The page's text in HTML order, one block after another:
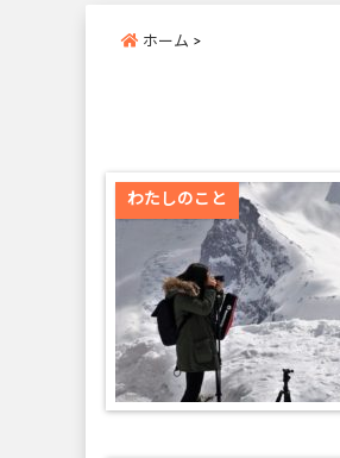
ホーム >
わたしのこと